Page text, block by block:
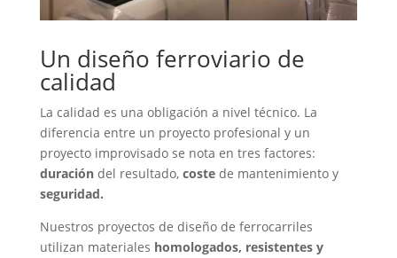
Un diseño ferroviario de
calidad
La calidad es una obligación a nivel técnico. La
diferencia entre un proyecto profesional y un
proyecto improvisado se nota en tres factores:
duracióndel resultado, costede mantenimiento y
seguridad.
Nuestros proyectos de diseño de ferrocarriles
utilizan materiales homologados, resistentes y